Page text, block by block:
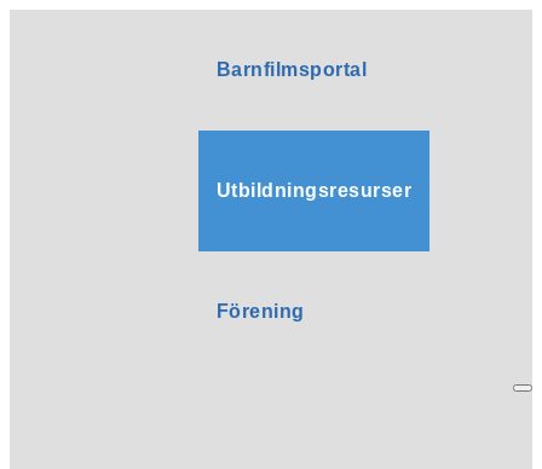
Barnfilmsportal
Utbildningsresurser
Förening